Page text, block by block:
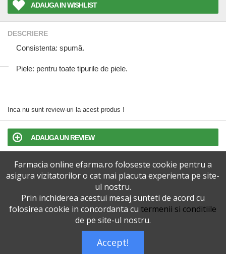
ADAUGA IN WISHLIST
DESCRIERE
Consistenta: spumă.
Piele: pentru toate tipurile de piele.
Inca nu sunt review-uri la acest produs !
ADAUGA UN REVIEW
TERMENI SI CONDITII
POLITICA DE CONFIDENTIALITATE
VERSIUNEA DESKTOP
Farmacia online efarma.ro foloseste cookie pentru a
asigura vizitatorilor o cat mai placuta experienta pe site-
ul nostru.
Prin inchiderea acestui mesaj sunteti de acord cu
folosirea cookie in concordanta cu termenii si conditiile
de pe site-ul nostru.
Accept!